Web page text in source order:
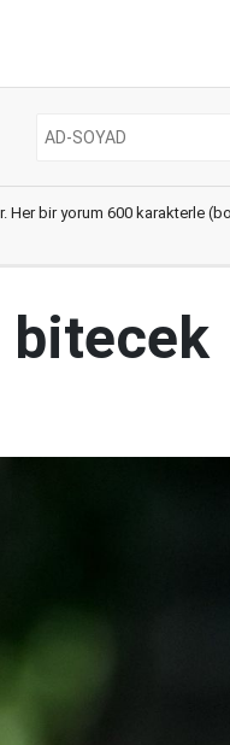
bir yorum 600 karakterle
bitecek